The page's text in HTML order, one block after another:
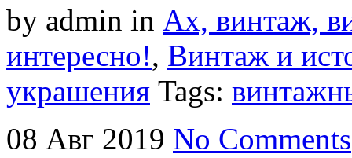
by admin in Ах, винтаж,
интересно!, Винтаж и
украшения Tags:
08 Авг 2019 No Comments